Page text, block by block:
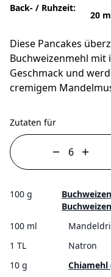
Back- / Ruhzeit:
20
Diese Pancakes
Buchweizenmehl mit
Geschmack und
cremigem
Zutaten für
100 g
100 ml
1 TL
Natron
10 g
Chiamehl